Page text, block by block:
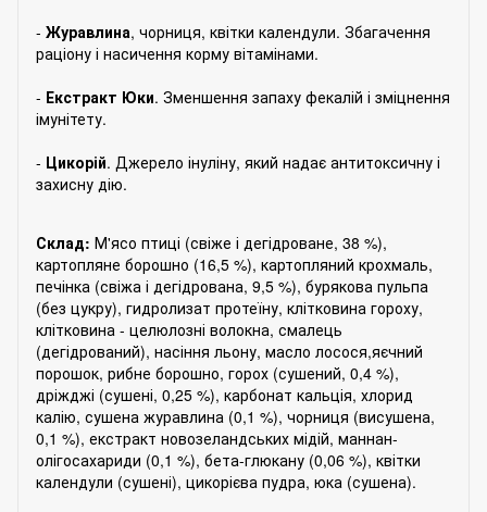
- Журавлина, чорниця, квітки календули. Збагачення
раціону і насичення корму вітамінами.
- Екстракт Юки. Зменшення запаху фекалій і зміцнення
імунітету.
- Цикорій. Джерело інуліну, який надає антитоксичну і
захисну дію.
Склад: М'ясо птиці (свіже і дегідроване, 38 %),
картопляне борошно (16,5 %), картопляний крохмаль,
печінка (свіжа і дегідрована, 9,5 %), бурякова пульпа
(без цукру), гидролизат протеїну, клітковина гороху,
клітковина - целюлозні волокна, смалець
(дегідрований), насіння льону, масло лосося,яєчний
порошок, рибне борошно, горох (сушений, 0,4 %),
дріжджі (сушені, 0,25 %), карбонат кальція, хлорид
калію, сушена журавлина (0,1 %), чорниця (висушена,
0,1 %), екстракт новозеландських мідій, маннан-
олігосахариди (0,1 %), бета-глюкану (0,06 %), квітки
календули (сушені), цикорієва пудра, юка (сушена).